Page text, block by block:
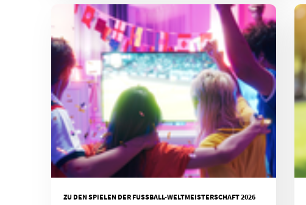
ZU DEN SPIELEN DER FUSSBALL-WELTMEISTERSCHAFT 2026